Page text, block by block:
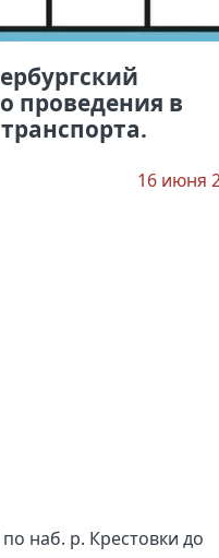
проведения в
16 июня
наб. р. Крестовки до